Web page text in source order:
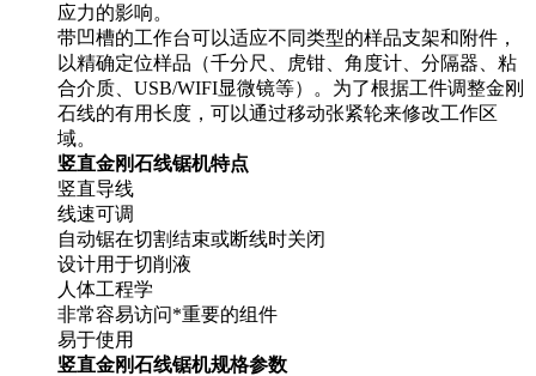
应力的影响。
带凹槽的工作台可以适应不同类型的样品支架和附件，
以精确定位样品（千分尺、虎钳、角度计、分隔器、粘
合介质、USB/WIFI显微镜等）。为了根据工件调整金刚
石线的有用长度，可以通过移动张紧轮来修改工作区
域。
竖直金刚石线锯机特点
竖直导线
线速可调
自动锯在切割结束或断线时关闭
设计用于切削液
人体工程学
非常容易访问*重要的组件
易于使用
竖直金刚石线锯机规格参数